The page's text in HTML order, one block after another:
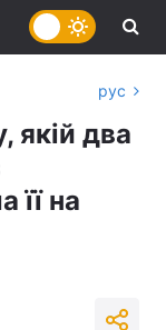
рус
якій два
її на